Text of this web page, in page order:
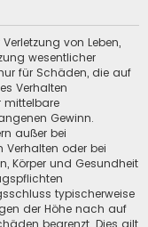
von Leben,
wesentlicher
für Schäden, die auf
Verhalten
mittelbare
Gewinn.
außer bei
oder bei
Körper und Gesundheit
typischerweise
der Höhe nach auf
begrenzt. Dies gilt